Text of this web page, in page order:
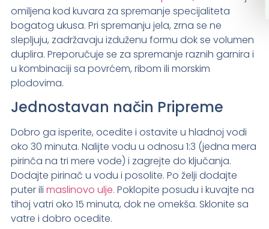
omiljena kod kuvara za spremanje specijaliteta
bogatog ukusa. Pri spremanju jela, zrna se ne
slepljuju, zadržavaju izduženu formu dok se volumen
duplira. Preporučuje se za spremanje raznih garnira i
u kombinaciji sa povrćem, ribom ili morskim
plodovima.
Jednostavan način Pripreme
Dobro ga isperite, ocedite i ostavite u hladnoj vodi
oko 30 minuta. Nalijte vodu u odnosu 1:3 (jedna mera
pirinča na tri mere vode) i zagrejte do ključanja.
Dodajte pirinač u vodu i posolite. Po želji dodajte
puter ili maslinovo ulje. Poklopite posudu i kuvajte na
tihoj vatri oko 15 minuta, dok ne omekša. Sklonite sa
vatre i dobro ocedite.